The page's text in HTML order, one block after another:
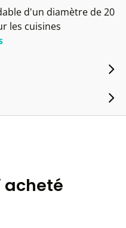
d'un diamètre de 20
les cuisines
acheté